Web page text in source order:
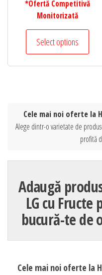
*Ofertă Competitivă
Monitorizată
Select options
Cele mai noi oferte la
Alege dintr-o varietate de
profită
Adaugă
LG cu
bucură-te de
Cele mai noi oferte la